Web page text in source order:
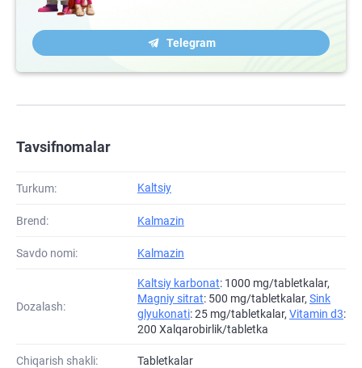
Telegram
Tavsifnomalar
Turkum: Kaltsiy
Brend: Kalmazin
Savdo nomi: Kalmazin
Dozalash:
Kaltsiy karbonat: 1000 mg/tabletkalar,
Magniy sitrat: 500 mg/tabletkalar, Sink
glyukonati: 25 mg/tabletkalar, Vitamin d3:
200 Xalqarobirlik/tabletka
Chiqarish shakli: Tabletkalar